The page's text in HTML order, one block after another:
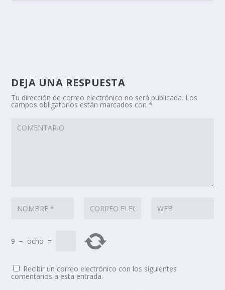
DEJA UNA RESPUESTA
Tu dirección de correo electrónico no será publicada. Los
campos obligatorios están marcados con*
9 − ocho =
Recibir un correo electrónico con los siguientes
comentarios a esta entrada.